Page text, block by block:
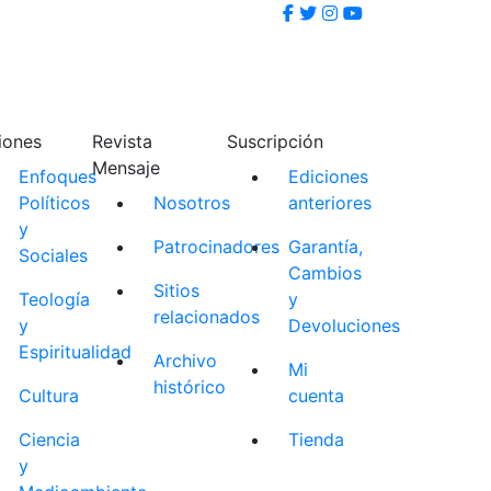
Enfoques
Políticos
y
Sociales
Teología
y
Espiritualidad
Cultura
Ciencia
y
Revista
Mensaje
Nosotros
Patrocinadores
Sitios
relacionados
Archivo
histórico
Suscripción
Ediciones
anteriores
Garantía,
Cambios
y
Devoluciones
Mi
cuenta
Tienda